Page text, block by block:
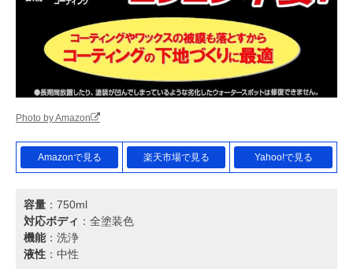
Photo by Amazon
Amazonで見る 楽天市場で見る Yahoo!で見る
容量 ：750ml
対応ボディ ：全塗装色
機能：洗浄
液性 ：中性